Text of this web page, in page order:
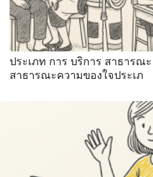
ประเภท การ บริการ สาธารณ
สาธารณะความของใจประเภ